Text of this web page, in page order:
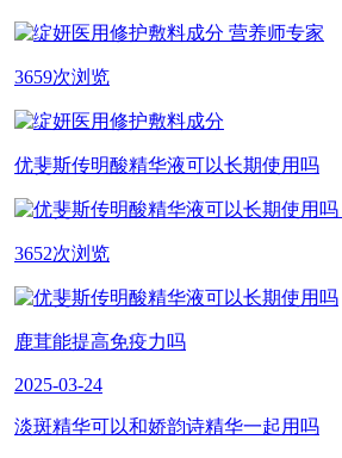
营养师专家
3659次浏览
优斐斯传明酸精华液可以长期使用吗
3652次浏览
鹿茸能提高免疫力吗
2025-03-24
淡斑精华可以和娇韵诗精华一起用吗